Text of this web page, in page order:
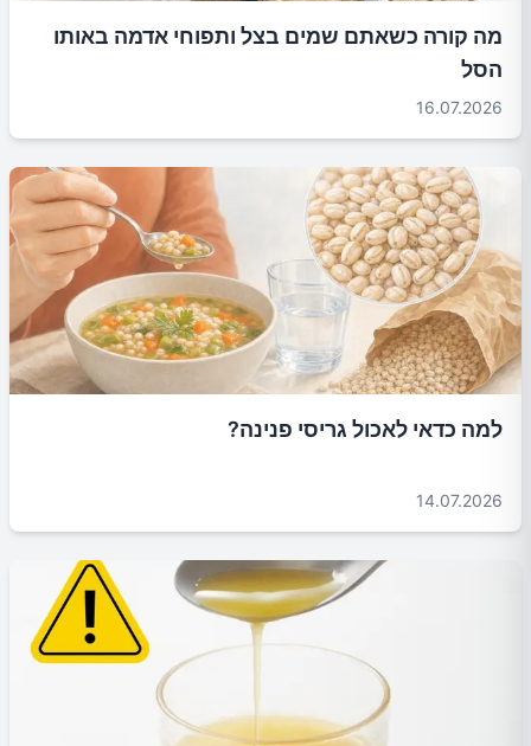
מה קורה כשאתם שמים בצל ותפוחי אדמה באותו
הסל
16.07.2026
למה כדאי לאכול גריסי פנינה?
14.07.2026